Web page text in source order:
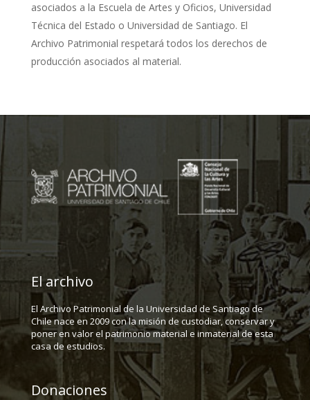
asociados a la Escuela de Artes y Oficios, Universidad
Técnica del Estado o Universidad de Santiago. El
Archivo Patrimonial respetará todos los derechos de
producción asociados al material.
El archivo
El Archivo Patrimonial de la Universidad de Santiago de
Chile nace en 2009 con la misión de custodiar, conservar y
poner en valor el patrimonio material e inmaterial de esta
casa de estudios.
Donaciones